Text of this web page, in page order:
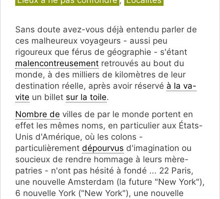
Sans doute avez-vous déjà entendu parler de
ces malheureux voyageurs - aussi peu
rigoureux que férus de géographie - s'étant
malencontreusement retrouvés au bout du
monde, à des milliers de kilomètres de leur
destination réelle, après avoir réservé à la va-
vite un billet sur la toile.
Nombre de villes de par le monde portent en
effet les mêmes noms, en particulier aux États-
Unis d'Amérique, où les colons -
particulièrement dépourvus d'imagination ou
soucieux de rendre hommage à leurs mère-
patries - n'ont pas hésité à fondé ... 22 Paris,
une nouvelle Amsterdam (la future "New York"),
6 nouvelle York ("New York"), une nouvelle